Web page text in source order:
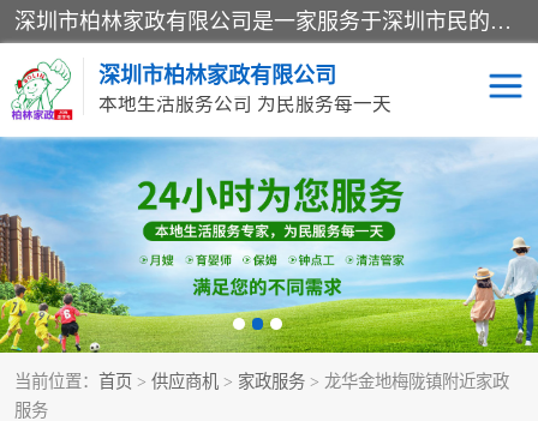
深圳市柏林家政有限公司是一家服务于深圳市民的专业家政公司。致力于为客户提供高质量、多维度的家庭服务，包括养老、母婴、月嫂育婴早教、康复理疗、家电清洗和保洁等方面的专业服务。
深圳市柏林家政有限公司
本地生活服务公司 为民服务每一天
当前位置： 首页 > 供应商机 > 家政服务 > 龙华金地梅陇镇附近家政
服务
家居保洁 护工月嫂
家庭保姆 家政服务